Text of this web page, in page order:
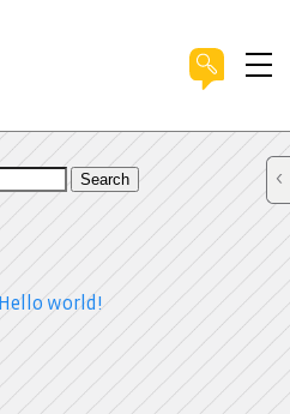
Search
Hello world!